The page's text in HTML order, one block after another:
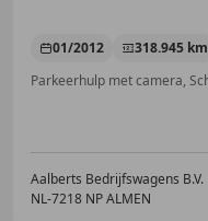
01/2012 318.945 km
Aalberts Bedrijfswagens B.V.
NL-7218 NP ALMEN